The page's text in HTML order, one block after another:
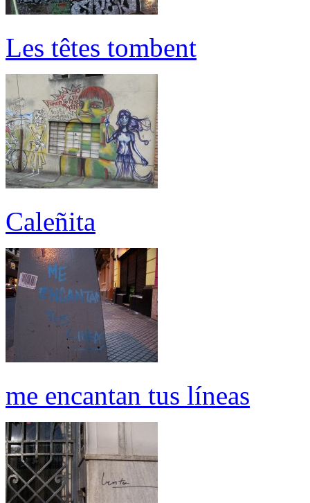
Les têtes tombent
Caleñita
me encantan tus líneas